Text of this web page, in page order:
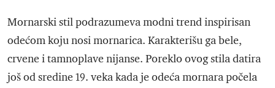
Mornarski stil podrazumeva modni trend inspirisan
odećom koju nosi mornarica. Karakterišu ga bele,
crvene i tamnoplave nijanse. Poreklo ovog stila datira
još od sredine 19. veka kada je odeća mornara počela